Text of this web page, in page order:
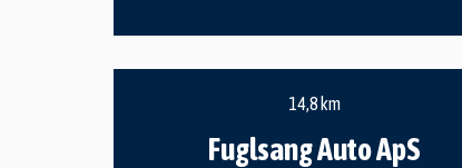
14,8 km
Fuglsang Auto ApS